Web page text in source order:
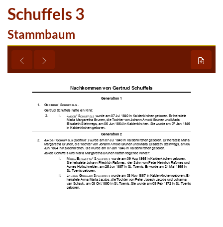
Schuffels 3
Stammbaum


    

    




     




      



     



